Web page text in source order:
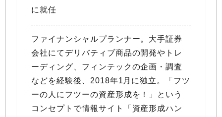
に就任
ファイナンシャルプランナー。大手証券
会社にてデリバティブ商品の開発やトレ
ーディング、フィンテックの企画・調査
などを経験後、2018年1月に独立。「フツ
ーの人にフツーの資産形成を！」という
コンセプトで情報サイト「資産形成ハン